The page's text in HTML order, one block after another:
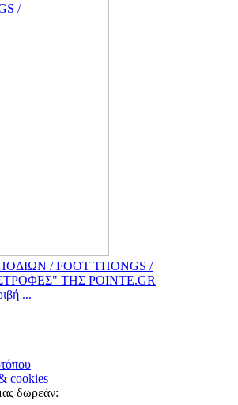
/ FOOT THONGS /
ΤΗΣ POINTE.GR
...
cookies
δωρεάν: